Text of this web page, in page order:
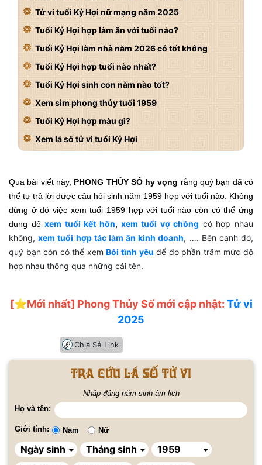
Tử vi tuổi Kỷ Hợi nữ mạng năm 2025
Tuổi Kỷ Hợi hợp làm ăn với tuổi nào?
Tuổi Kỷ Hợi làm nhà năm 2026 có tốt không
Tuổi Kỷ Hợi hợp tuổi nào nhất?
Tuổi Kỷ Hợi sinh con năm nào tốt?
Xem sim phong thủy tuổi 1959
Tuổi Kỷ Hợi hợp màu gì?
Xem lá số tử vi tuổi Kỷ Hợi
Qua bài viết này, PHONG THỦY SỐ hy vọng rằng quý bạn đã có
thể tự trả lời được câu hỏi sinh năm 1959 hợp với tuổi nào. Không
dừng ở đó việc xem tuổi 1959 hợp với tuổi nào còn có thể ứng
dụng đểxem tuổi kết hôn, xem tuổi vợ chồng có hợp nhau
không,xem tuổi hợp tác làm ăn kinh doanh, …. Bên cạnh đó,
quý bạn còn có thể xemBói tình yêu để đo phần trăm mức độ
hợp nhau thông qua những cái tên.
[⭐️Mới nhất] Phong Thủy Số mới cập nhật: Tử vi
2025
Chia Sẻ Link
Tra cứu lá số tử vi
Nhập đúng năm sinh âm lịch
Họ và tên:
Giới tính: Nam Nữ